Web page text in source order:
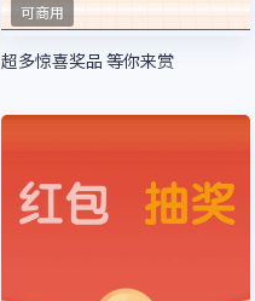
可商用
超多惊喜奖品 等你来赏